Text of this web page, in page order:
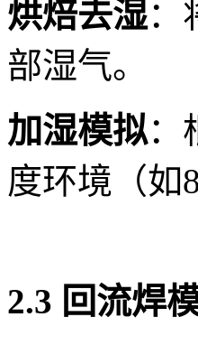
烘焙去湿：
部湿气。
加湿模拟：
度环境（如
2.3 回流焊